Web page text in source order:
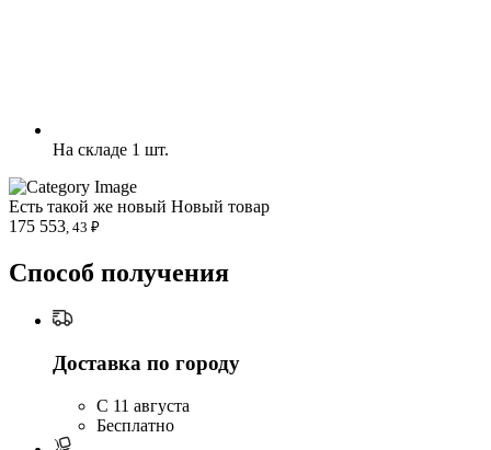
На складе 1 шт.
Есть такой же новый Новый товар
175 553, 43 ₽
Способ получения
Доставка по городу
C 11 августа
Бесплатно